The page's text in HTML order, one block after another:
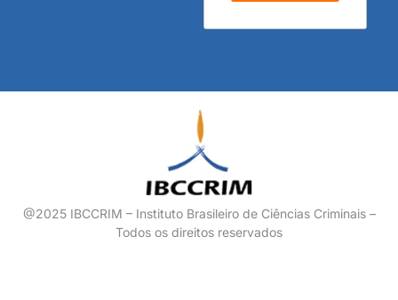
@2025 IBCCRIM – Instituto Brasileiro de Ciências Criminais –
Todos os direitos reservados